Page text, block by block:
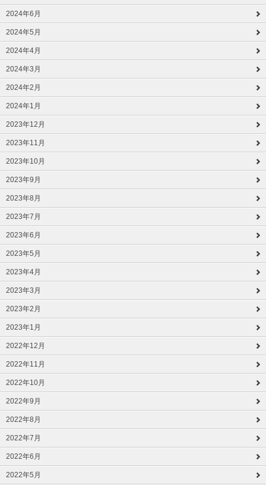
2024年6月
2024年5月
2024年4月
2024年3月
2024年2月
2024年1月
2023年12月
2023年11月
2023年10月
2023年9月
2023年8月
2023年7月
2023年6月
2023年5月
2023年4月
2023年3月
2023年2月
2023年1月
2022年12月
2022年11月
2022年10月
2022年9月
2022年8月
2022年7月
2022年6月
2022年5月